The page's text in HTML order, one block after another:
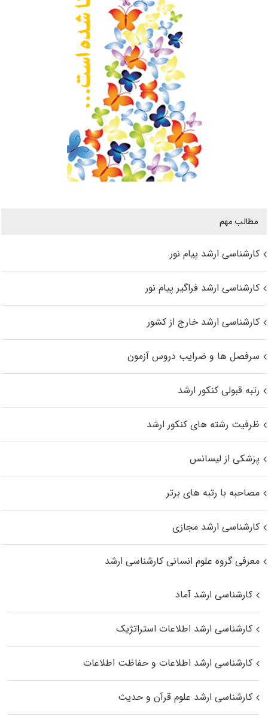
مطالب مهم
کارشناسی ارشد پیام نور
کارشناسی ارشد فراگیر پیام نور
کارشناسی ارشد خارج از کشور
سرفصل ها و ضرایب دروس آزمون
رتبه قبولی کنکور ارشد
ظرفیت رشته های کنکور ارشد
پزشکی از لیسانس
مصاحبه با رتبه های برتر
کارشناسی ارشد مجازی
معرفی گروه علوم انسانی کارشناسی ارشد
کارشناسی ارشد آماد
کارشناسی ارشد اطلاعات استراتژیک
کارشناسی ارشد اطلاعات و حفاظت اطلاعات
کارشناسی ارشد علوم قرآن و حدیث